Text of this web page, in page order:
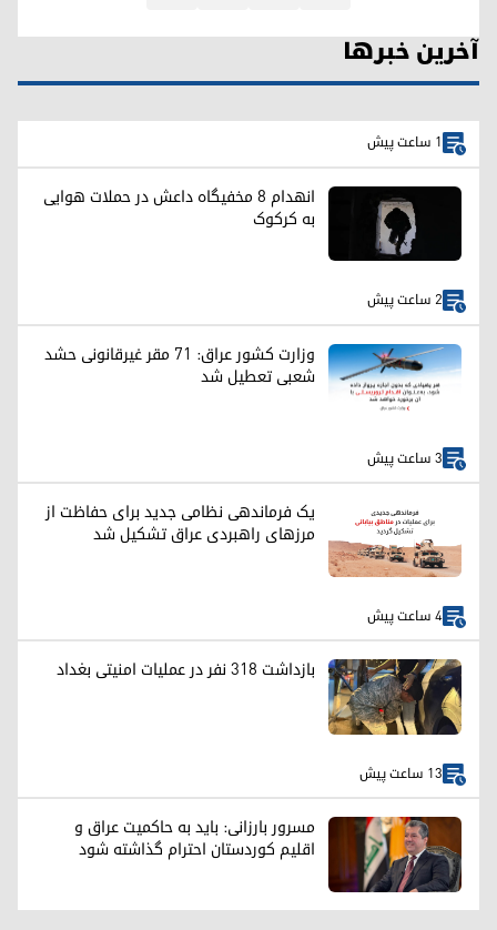
آخرین خبرها
1 ساعت پیش
انهدام ۸ مخفیگاه داعش در حملات هوایی
به کرکوک
2 ساعت پیش
وزارت کشور عراق: ۷۱ مقر غیرقانونی حشد
شعبی تعطیل شد
3 ساعت پیش
یک فرماندهی نظامی جدید برای حفاظت از
مرزهای راهبردی عراق تشکیل شد
4 ساعت پیش
بازداشت ۳۱۸ نفر در عملیات امنیتی بغداد
13 ساعت پیش
مسرور بارزانی: باید به حاکمیت عراق و
اقلیم کوردستان احترام گذاشته شود